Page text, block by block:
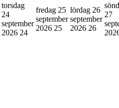
torsdag
24
september
2026 24
fredag 25
september
2026 25
lördag 26
september
2026 26
27